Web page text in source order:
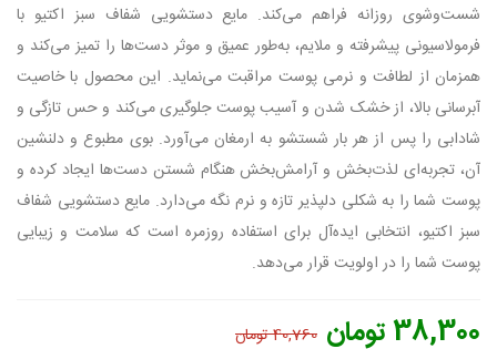
شست‌وشوی روزانه فراهم می‌کند. مایع دستشویی شفاف سبز اکتیو با
فرمولاسیونی پیشرفته و ملایم، به‌طور عمیق و موثر دست‌ها را تمیز می‌کند و
همزمان از لطافت و نرمی پوست مراقبت می‌نماید. این محصول با خاصیت
آبرسانی بالا، از خشک شدن و آسیب پوست جلوگیری می‌کند و حس تازگی و
شادابی را پس از هر بار شستشو به ارمغان می‌آورد. بوی مطبوع و دلنشین
آن، تجربه‌ای لذت‌بخش و آرامش‌بخش هنگام شستن دست‌ها ایجاد کرده و
پوست شما را به شکلی دلپذیر تازه و نرم نگه می‌دارد. مایع دستشویی شفاف
سبز اکتیو، انتخابی ایده‌آل برای استفاده روزمره است که سلامت و زیبایی
پوست شما را در اولویت قرار می‌دهد.
38,300 تومان
40,760 تومان